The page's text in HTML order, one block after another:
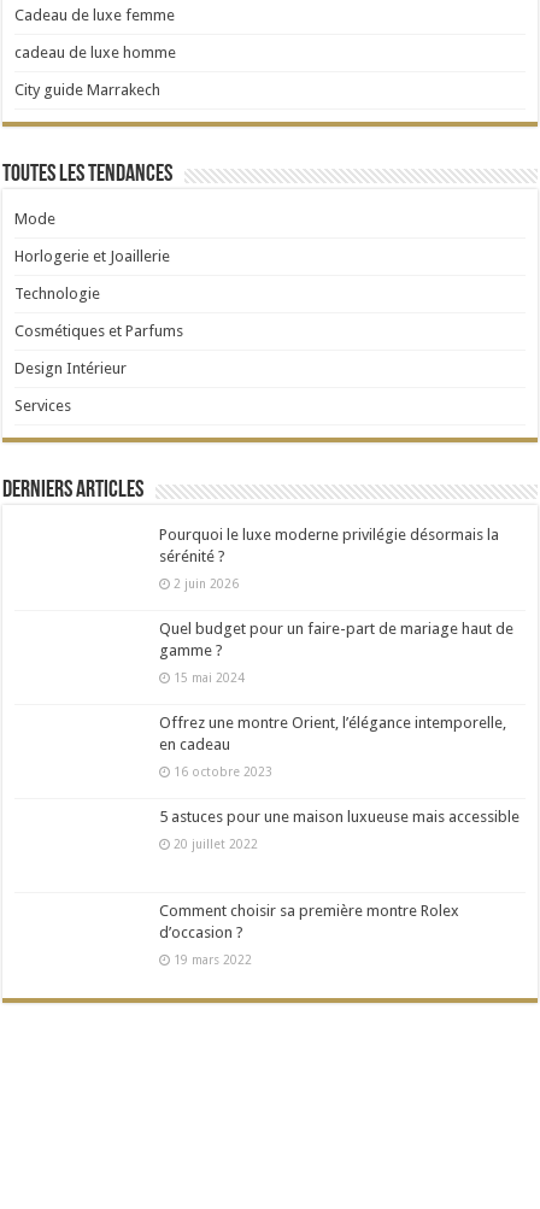
Cadeau de luxe femme
cadeau de luxe homme
City guide Marrakech
Toutes les tendances
Mode
Horlogerie et Joaillerie
Technologie
Cosmétiques et Parfums
Design Intérieur
Services
Derniers articles
Pourquoi le luxe moderne privilégie désormais la
sérénité ?
2 juin 2026
Quel budget pour un faire-part de mariage haut de
gamme ?
15 mai 2024
Offrez une montre Orient, l’élégance intemporelle,
en cadeau
16 octobre 2023
5 astuces pour une maison luxueuse mais accessible
20 juillet 2022
Comment choisir sa première montre Rolex
d’occasion ?
19 mars 2022